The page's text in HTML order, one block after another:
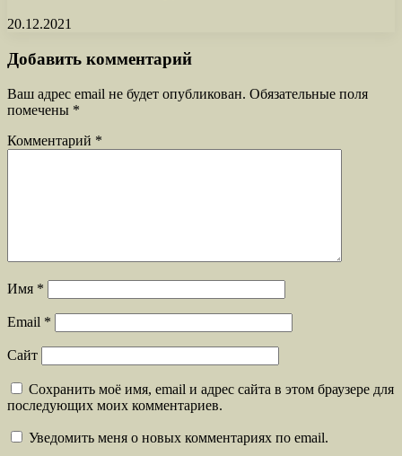
20.12.2021
Добавить комментарий
Ваш адрес email не будет опубликован. Обязательные поля
помечены *
Комментарий *
Имя *
Email *
Сайт
Сохранить моё имя, email и адрес сайта в этом браузере для
последующих моих комментариев.
Уведомить меня о новых комментариях по email.